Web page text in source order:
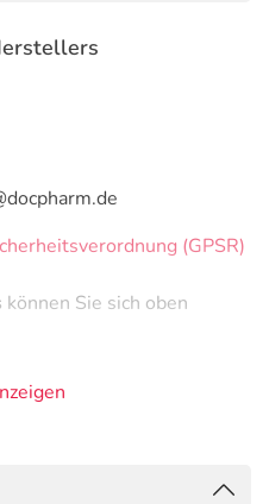
(GPSR)
können Sie sich oben